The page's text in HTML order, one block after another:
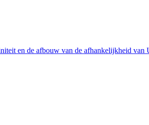
en de afbouw van de afhankelijkheid van